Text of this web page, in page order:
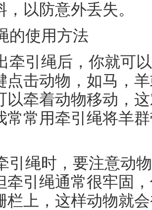
以防意外丢失。
的使用方法
牵引绳后，你就可
点击动物，如马，
以牵着动物移动，
常常用牵引绳将羊
引绳时，要注意动
牵引绳通常很牢固
栏上，这样动物就